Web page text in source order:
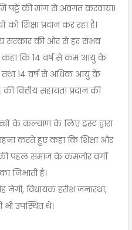
पट्टे की मांग से अवगत करवाया।
शिक्षा प्रदान कर रहा है।
सरकार की ओर से हर संभव
कहा कि 14 वर्ष से कम आयु के
तथा 14 वर्ष से अधिक आयु के
की वित्तीय सहायता प्रदान की
के कल्याण के लिए ट्रस्ट द्वारा
करते हुए कहा कि शिक्षा और
पहल समाज के कमजोर वर्गों
निभाती है।
नेगी, विधायक हरीश जनारथा,
भी उपस्थित थे।